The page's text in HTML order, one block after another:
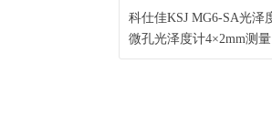
科仕佳KSJ MG6-SA光泽
微孔光泽度计4×2mm测
0-999GU宽量程金属光泽